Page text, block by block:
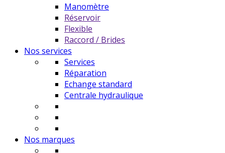
Manomètre
Réservoir
Flexible
Raccord / Brides
Nos services
Services
Réparation
Echange standard
Centrale hydraulique
Nos marques